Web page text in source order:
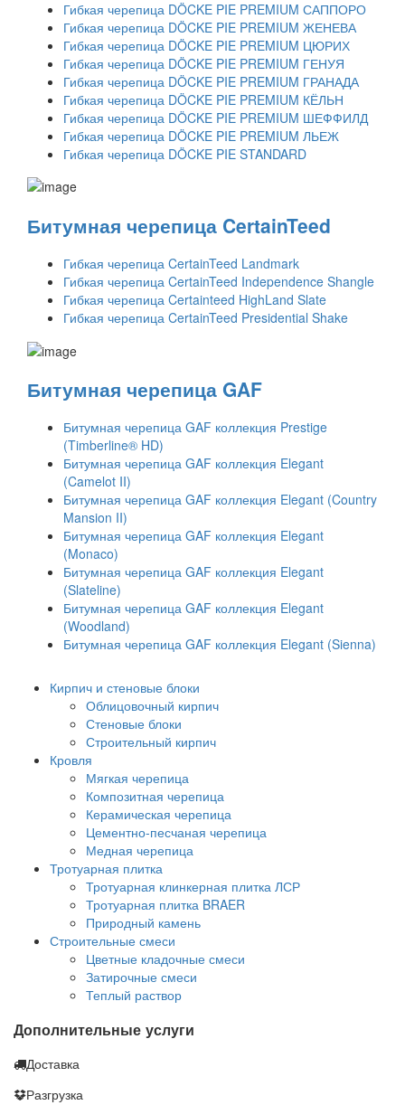
Гибкая черепица DÖCKE PIE PREMIUM САППОРО
Гибкая черепица DÖCKE PIE PREMIUM ЖЕНЕВА
Гибкая черепица DÖCKE PIE PREMIUM ЦЮРИХ
Гибкая черепица DÖCKE PIE PREMIUM ГЕНУЯ
Гибкая черепица DÖCKE PIE PREMIUM ГРАНАДА
Гибкая черепица DÖCKE PIE PREMIUM КЁЛЬН
Гибкая черепица DÖCKE PIE PREMIUM ШЕФФИЛД
Гибкая черепица DÖCKE PIE PREMIUM ЛЬЕЖ
Гибкая черепица DÖCKE PIE STANDARD
Битумная черепица CertainTeed
Гибкая черепица CertainTeed Landmark
Гибкая черепица CertainTeed Independence Shangle
Гибкая черепица Certainteed HighLand Slate
Гибкая черепица CertainTeed Presidential Shake
Битумная черепица GAF
Битумная черепица GAF коллекция Prestige
(Timberline® HD)
Битумная черепица GAF коллекция Elegant
(Camelot II)
Битумная черепица GAF коллекция Elegant (Country
Mansion II)
Битумная черепица GAF коллекция Elegant
(Monaco)
Битумная черепица GAF коллекция Elegant
(Slateline)
Битумная черепица GAF коллекция Elegant
(Woodland)
Битумная черепица GAF коллекция Elegant (Sienna)
Кирпич и стеновые блоки
Облицовочный кирпич
Стеновые блоки
Строительный кирпич
Кровля
Мягкая черепица
Композитная черепица
Керамическая черепица
Цементно-песчаная черепица
Медная черепица
Тротуарная плитка
Тротуарная клинкерная плитка ЛСР
Тротуарная плитка BRAER
Природный камень
Строительные смеси
Цветные кладочные смеси
Затирочные смеси
Теплый раствор
Дополнительные услуги
Доставка
Разгрузка